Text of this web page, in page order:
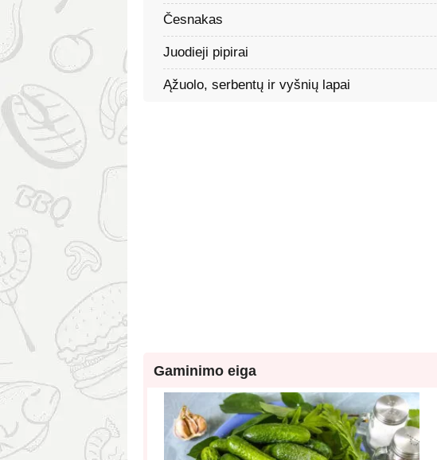
Česnakas
Juodieji pipirai
Ąžuolo, serbentų ir vyšnių lapai
Gaminimo eiga